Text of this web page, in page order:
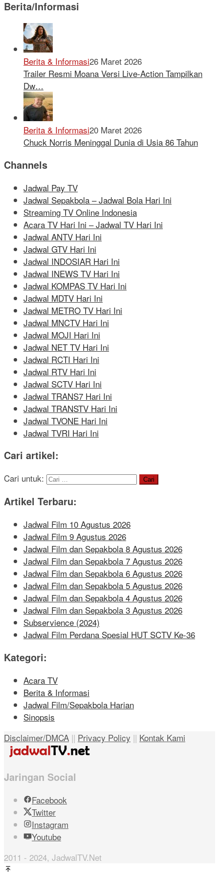
Berita/Informasi
Berita & Informasi26 Maret 2026
Trailer Resmi Moana Versi Live-Action Tampilkan
Dw…
Berita & Informasi20 Maret 2026
Chuck Norris Meninggal Dunia di Usia 86 Tahun
Channels
Jadwal Pay TV
Jadwal Sepakbola – Jadwal Bola Hari Ini
Streaming TV Online Indonesia
Acara TV Hari Ini – Jadwal TV Hari Ini
Jadwal ANTV Hari Ini
Jadwal GTV Hari Ini
Jadwal INDOSIAR Hari Ini
Jadwal INEWS TV Hari Ini
Jadwal KOMPAS TV Hari Ini
Jadwal MDTV Hari Ini
Jadwal METRO TV Hari Ini
Jadwal MNCTV Hari Ini
Jadwal MOJI Hari Ini
Jadwal NET TV Hari Ini
Jadwal RCTI Hari Ini
Jadwal RTV Hari Ini
Jadwal SCTV Hari Ini
Jadwal TRANS7 Hari Ini
Jadwal TRANSTV Hari Ini
Jadwal TVONE Hari Ini
Jadwal TVRI Hari Ini
Cari artikel:
Cari untuk:
Artikel Terbaru:
Jadwal Film 10 Agustus 2026
Jadwal Film 9 Agustus 2026
Jadwal Film dan Sepakbola 8 Agustus 2026
Jadwal Film dan Sepakbola 7 Agustus 2026
Jadwal Film dan Sepakbola 6 Agustus 2026
Jadwal Film dan Sepakbola 5 Agustus 2026
Jadwal Film dan Sepakbola 4 Agustus 2026
Jadwal Film dan Sepakbola 3 Agustus 2026
Subservience (2024)
Jadwal Film Perdana Spesial HUT SCTV Ke-36
Kategori:
Acara TV
Berita & Informasi
Jadwal Film/Sepakbola Harian
Sinopsis
Disclaimer/DMCA || Privacy Policy || Kontak Kami
Jaringan Social
Facebook
Twitter
Instagram
Youtube
2011 - 2024, JadwalTV.Net